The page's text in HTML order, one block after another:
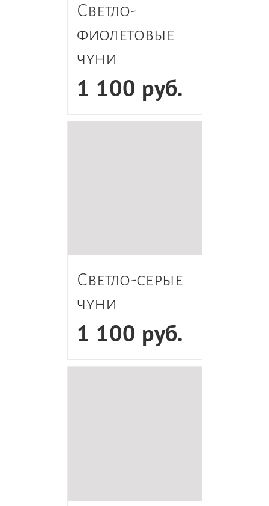
Светло-
фиолетовые
чуни
1 100 руб.
Светло-серые
чуни
1 100 руб.